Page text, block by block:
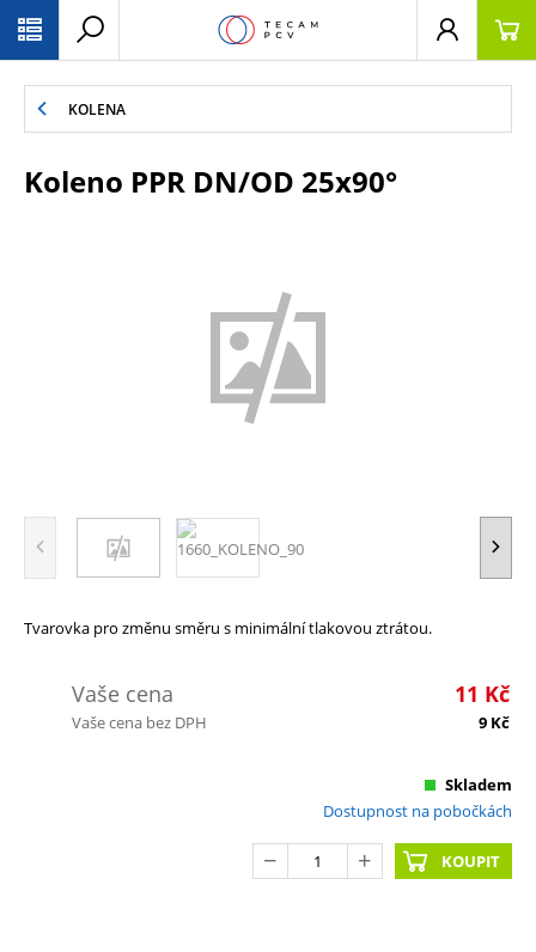
KOLENA
Koleno PPR DN/OD 25x90°
Tvarovka pro změnu směru s minimální tlakovou ztrátou.
Vaše cena 11 Kč
Vaše cena bez DPH 9 Kč
Skladem
Dostupnost na pobočkách
KOUPIT